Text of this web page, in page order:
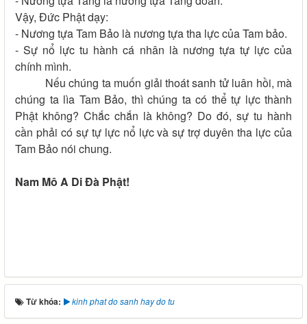
Vậy, Đức Phật dạy:
- Nương tựa Tam Bảo là nương tựa tha lực của Tam bảo.
- Sự nổ lực tu hành cá nhân là nương tựa tự lực của
chính mình.
Nếu chúng ta muốn giải thoát sanh tử luân hồi, mà
chúng ta lìa Tam Bảo, thì chúng ta có thể tự lực thành
Phật không? Chắc chắn là không? Do đó, sự tu hành
cần phải có sự tự lực nổ lực và sự trợ duyên tha lực của
Tam Bảo nói chung.
Nam Mô A Di Đà Phật!
Từ khóa: kinh phat do sanh hay do tu